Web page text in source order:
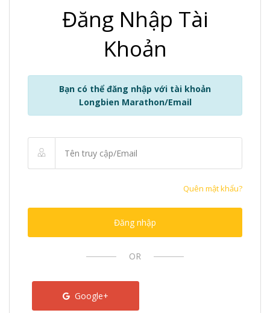
Đăng Nhập Tài
Khoản
Bạn có thể đăng nhập với tài khoản
Longbien Marathon/Email
Quên mật khẩu?
Đăng nhập
OR
Google+